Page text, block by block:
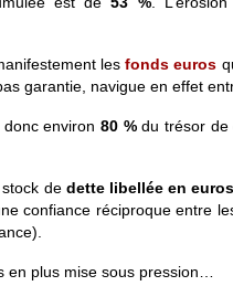
lesfonds euros
garantie, navigue en effet
environ 80 %du trésor de
de dette libellée en euros
confiance réciproque entre
en plus mise sous pression…